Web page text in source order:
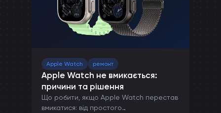
Apple Watch ремонт
Apple Watch не вмикається:
причини та рішення
Що робити, якщо Apple Watch перестав
вмикатися: від простого